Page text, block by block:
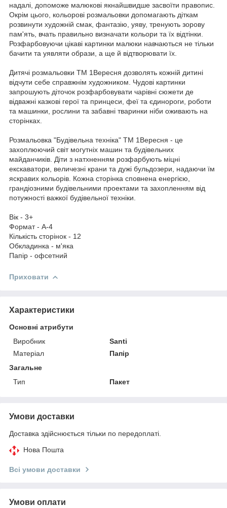
надалі, допоможе малюкові якнайшвидше засвоїти правопис.
Окрім цього, кольорові розмальовки допомагають діткам
розвинути художній смак, фантазію, уяву, тренують зорову
пам'ять, вчать правильно визначати кольори та їх відтінки.
Розфарбовуючи цікаві картинки малюки навчаються не тільки
бачити та уявляти образи, а ще й відтворювати їх.
Дитячі розмальовки ТМ 1Вересня дозволять кожній дитині
відчути себе справжнім художником. Чудові картинки
запрошують діточок розфарбовувати чарівні сюжети де
відважні казкові герої та принцеси, феї та єдинороги, роботи
та машинки, рослини та забавні тваринки ніби оживають на
сторінках.
Розмальовка "Будівельна техніка" ТМ 1Вересня - це
захоплюючий світ могутніх машин та будівельних
майданчиків. Діти з натхненням розфарбують міцні
екскаватори, величезні крани та дужі бульдозери, надаючи їм
яскравих кольорів. Кожна сторінка сповнена енергією,
грандіозними будівельними проектами та захопленням від
потужності важкої будівельної техніки.
Вік - 3+
Формат - А-4
Кількість сторінок - 12
Обкладинка - м'яка
Папір - офсетний
Приховати
Характеристики
Основні атрибути
Виробник
Santi
Матеріал
Папір
Загальне
Тип
Пакет
Умови доставки
Доставка здійснюється тільки по передоплаті.
Нова Пошта
Всі умови доставки
Умови оплати